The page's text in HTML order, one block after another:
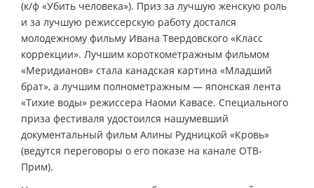
(к/ф «Убить человека»). Приз за лучшую женскую роль
и за лучшую режиссерскую работу достался
молодежному фильму Ивана Твердовского «Класс
коррекции». Лучшим короткометражным фильмом
«Меридианов» стала канадская картина «Младший
брат», а лучшим полнометражным — японская лента
«Тихие воды» режиссера Наоми Кавасе. Специального
приза фестиваля удостоился нашумевший
документальный фильм Алины Рудницкой «Кровь»
(ведутся переговоры о его показе на канале ОТВ-
Прим).